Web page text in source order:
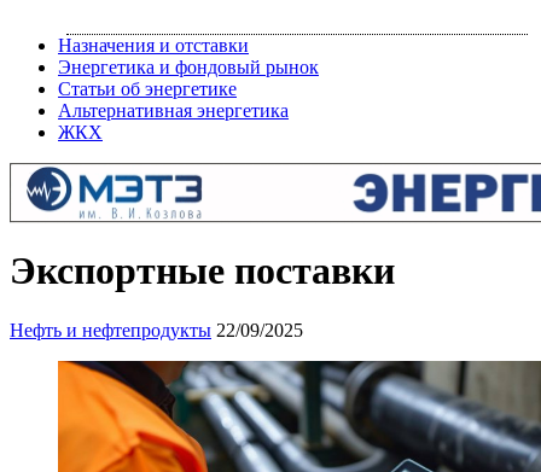
Назначения и отставки
Энергетика и фондовый рынок
Статьи об энергетике
Альтернативная энергетика
ЖКХ
Экспортные поставки
Нефть и нефтепродукты 22/09/2025